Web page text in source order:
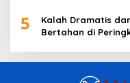
5
Kalah Dramatis
Bertahan di